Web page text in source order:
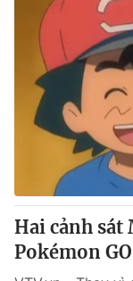
® Cấm sao chép
thuận bằng văn
thông tin từ website
Hai cảnh sát
Pokémon